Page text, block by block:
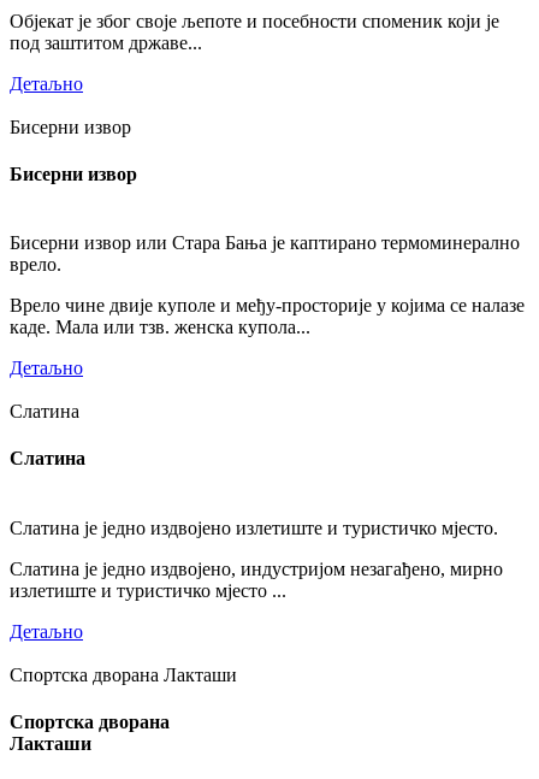
Објекат је због своје љепоте и посебности споменик који је
под заштитом државе...
Детаљно
Бисерни извор
Бисерни извор
Бисерни извор или Стара Бања је каптирано термоминерално
врело.
Врело чине двије куполе и међу-просторије у којима се налазе
каде. Мала или тзв. женска купола...
Детаљно
Слатина
Слатина
Слатина је једно издвојено излетиште и туристичко мјесто.
Слатина је једно издвојено, индустријом незагађено, мирно
излетиште и туристичко мјесто ...
Детаљно
Спортска дворана Лакташи
Спортска дворана
Лакташи